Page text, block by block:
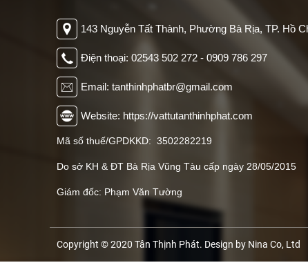
143 Nguyễn Tất Thành, Phường Bà Rịa, TP. Hồ
Điện thoại: 02543 502 272 - 0909 786 297
Email: tanthinhphatbr@gmail.com
Website: https://vattutanthinhphat.com
Mã số thuế/GPDKKD: 3502282219
Do sở KH & ĐT Bà Rịa Vũng Tàu cấp ngày 28/05/2015
Giám đốc: Phạm Văn Tường
Copyright © 2020 Tân Thịnh Phát. Design by Nina Co, Ltd